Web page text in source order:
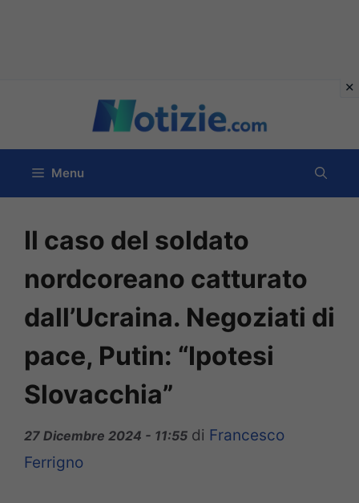
contenuto
Menu
Il caso del soldato
nordcoreano catturato
dall’Ucraina. Negoziati di
pace, Putin: “Ipotesi
Slovacchia”
27 Dicembre 2024 - 11:55 di Francesco
Ferrigno